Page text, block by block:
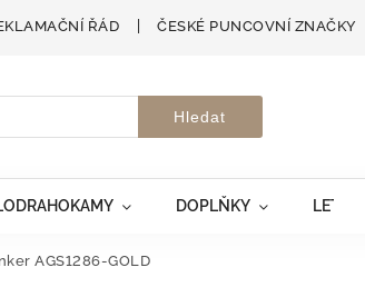
ŘÁD ČESKÉ PUNCOVNÍ ZNAČKY
Hledat
DOPLŇKY LETNÍ
AGS1286-GOLD